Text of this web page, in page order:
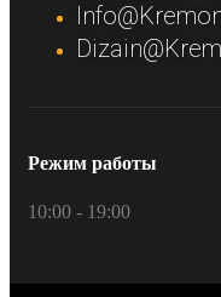
Режим работы
10:00 - 19:00